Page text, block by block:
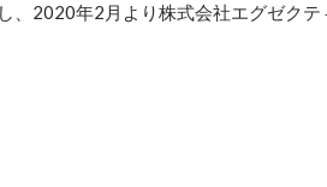
、2020年2月より株式会社エグゼクテ